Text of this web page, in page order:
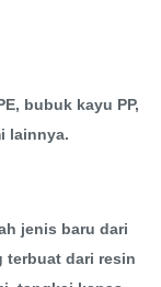
bubuk kayu PP,
lainnya.
jenis baru dari
terbuat dari resin